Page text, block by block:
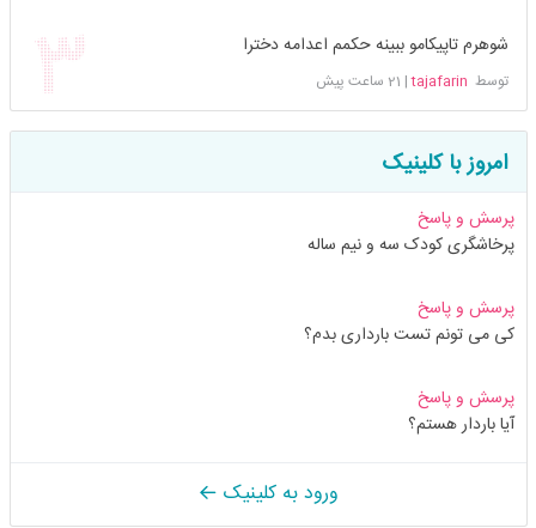
شوهرم تاپیکامو ببینه حکمم اعدامه دخترا
توسط tajafarin
| 21 ساعت پیش
امروز با کلینیک
پرسش و پاسخ
پرخاشگری کودک سه و نیم ساله
پرسش و پاسخ
کی می تونم تست بارداری بدم؟
پرسش و پاسخ
آیا باردار هستم؟
ورود به کلینیک